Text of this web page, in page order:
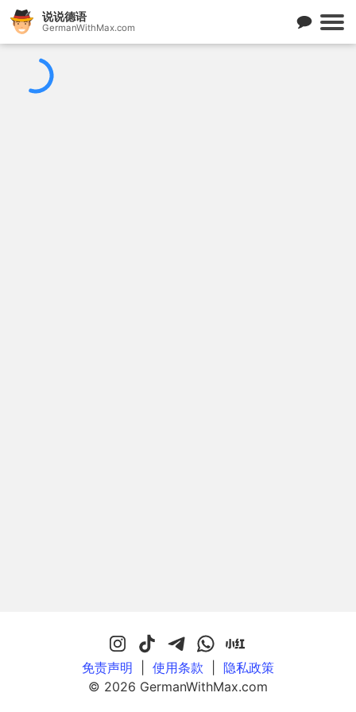
说说德语
GermanWithMax.com
免责声明 使用条款
隐私政策
© 2026 GermanWithMax.com